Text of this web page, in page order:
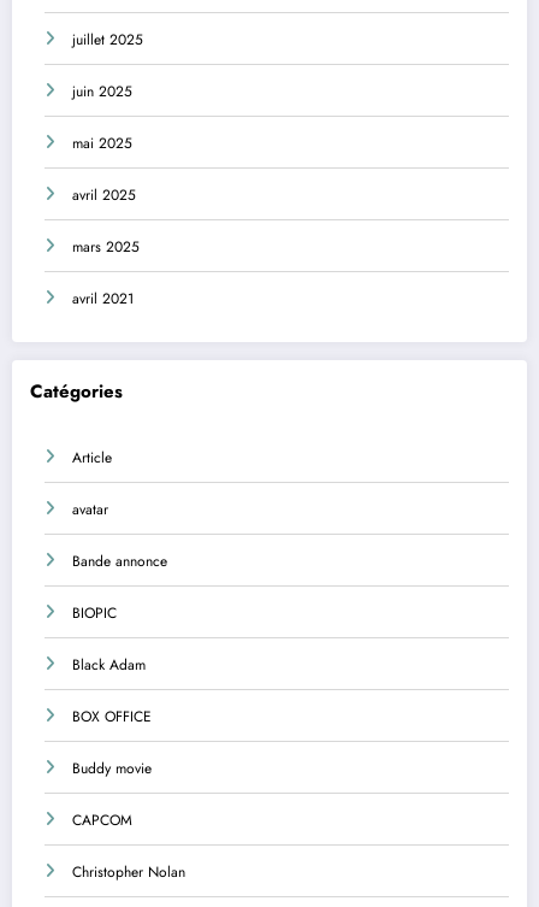
juillet 2025
juin 2025
mai 2025
avril 2025
mars 2025
avril 2021
Catégories
Article
avatar
Bande annonce
BIOPIC
Black Adam
BOX OFFICE
Buddy movie
CAPCOM
Christopher Nolan